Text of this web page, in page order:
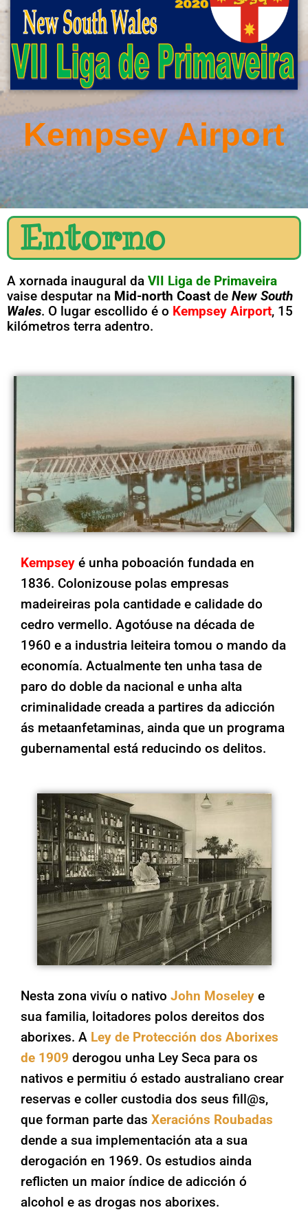
Kempsey Airport
Entorno
A xornada inaugural da VII Liga de Primaveira
vaise desputar na Mid-north Coast de New South
Wales. O lugar escollido é o Kempsey Airport, 15
kilómetros terra adentro.
Kempsey é unha poboación fundada en
1836. Colonizouse polas empresas
madeireiras pola cantidade e calidade do
cedro vermello. Agotóuse na década de
1960 e a industria leiteira tomou o mando da
economía. Actualmente ten unha tasa de
paro do doble da nacional e unha alta
criminalidade creada a partires da adicción
ás metaanfetaminas, ainda que un programa
gubernamental está reducindo os delitos.
Nesta zona vivíu o nativo John Moseley e
sua familia, loitadores polos dereitos dos
aborixes. A Ley de Protección dos Aborixes
de 1909 derogou unha Ley Seca para os
nativos e permitiu ó estado australiano crear
reservas e coller custodia dos seus fill@s,
que forman parte das Xeracións Roubadas
dende a sua implementación ata a sua
derogación en 1969. Os estudios ainda
reflicten un maior índice de adicción ó
alcohol e as drogas nos aborixes.